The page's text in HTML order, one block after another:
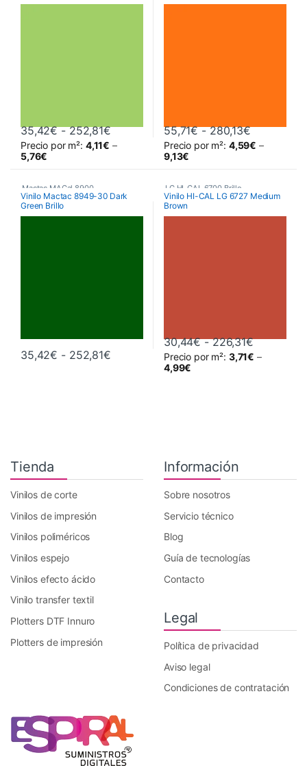
35,42€ - 252,81€Rango de precios: desde 35,42€
Precio por m²: 4,11€ –
5,76€
Este producto tiene múltiples variantes. Las opciones se
55,71€ - 280,13€Rango de
Precio por m²: 4,59€ –
9,13€
Este producto tiene múltiples
Mactac MACal 8900
Monoméricos
Vinilo Mactac 8949-30 Dark
Green Brillo
35,42€ - 252,81€Rango de precios: desde 35,42€
Este producto tiene múltiples variantes. Las opciones se
LG HI-CAL 6700 Brillo
Poliméricos
Vinilo HI-CAL LG 6727 Medium
Brown
30,44€ - 226,31€Rango de
Precio por m²: 3,71€ –
4,99€
Este producto tiene múltiples
Tienda
Vinilos de corte
Vinilos de impresión
Vinilos poliméricos
Vinilos espejo
Vinilos efecto ácido
Vinilo transfer textil
Plotters DTF Innuro
Plotters de impresión
Información
Sobre nosotros
Servicio técnico
Blog
Guía de tecnologías
Contacto
Legal
Política de privacidad
Aviso legal
Condiciones de contratación